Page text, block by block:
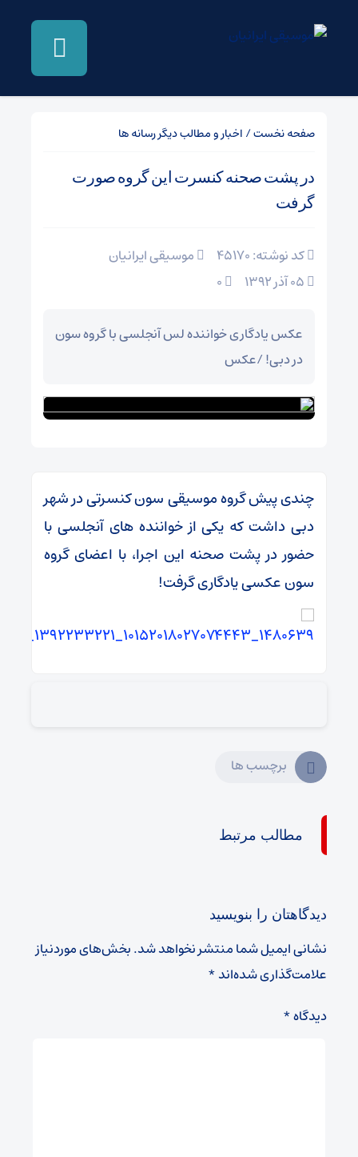
صفحه نخست/ اخبار و مطالب دیگر رسانه ها
در پشت صحنه کنسرت این گروه صورت
گرفت
کد نوشته: 45170
موسیقی ایرانیان
۰
عکس یادگاری خواننده لس آنجلسی با گروه سون
در دبی! /عکس
چندی پیش گروه موسیقی سون کنسرتی در شهر
دبی داشت که یکی از خواننده های آنجلسی با
حضور در پشت صحنه این اجرا، با اعضای گروه
سون عکسی یادگاری گرفت!
برچسب ها
مطالب مرتبط
دیدگاهتان را بنویسید
نشانی ایمیل شما منتشر نخواهد شد.بخش‌های موردنیاز
علامت‌گذاری شده‌اند*
دیدگاه*